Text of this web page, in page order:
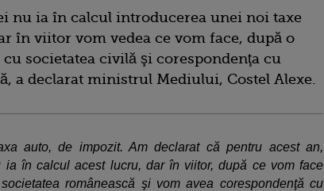
nu ia în calcul introducerea unei noi taxe
în viitor vom vedea ce vom face, după o
societatea civilă şi corespondenţa cu
a declarat ministrul Mediului, Costel Alexe.
auto, de impozit. Am declarat că pentru acest an,
ia în calcul acest lucru, dar în viitor, după ce vom face
românească şi vom avea corespondenţă cu